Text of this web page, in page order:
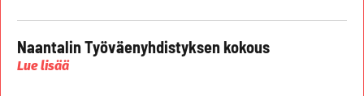
Naantalin Työväenyhdistyksen kokous
Lue lisää